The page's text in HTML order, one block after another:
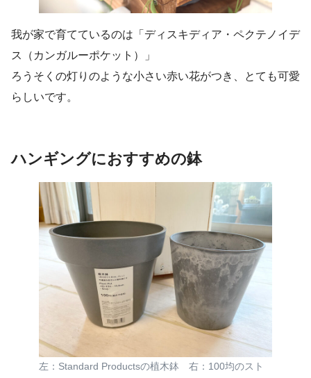
我が家で育てているのは「ディスキディア・ペクテノイデ
ス（カンガルーポケット）」
ろうそくの灯りのような小さい赤い花がつき、とても可愛
らしいです。
ハンギングにおすすめの鉢
左：Standard Productsの植木鉢 右：100均のスト